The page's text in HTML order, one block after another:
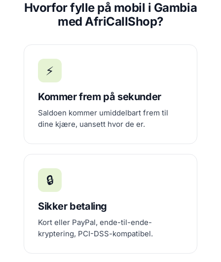
Hvorfor fylle på mobil i Gambia
med AfriCallShop?
⚡
Kommer frem på sekunder
Saldoen kommer umiddelbart frem til
dine kjære, uansett hvor de er.
🔒
Sikker betaling
Kort eller PayPal, ende-til-ende-
kryptering, PCI-DSS-kompatibel.